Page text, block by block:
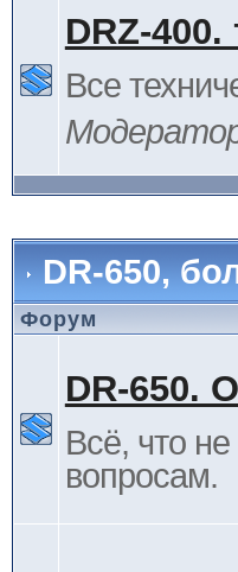
DRZ-400.
Все
DR-650,
Форум
DR-650.
Всё, что не
вопросам.